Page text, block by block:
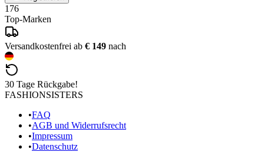
176
Top-Marken
Versandkostenfrei ab € 149 nach
30 Tage Rückgabe!
FASHIONSISTERS
•FAQ
•AGB und Widerrufsrecht
•Impressum
•Datenschutz